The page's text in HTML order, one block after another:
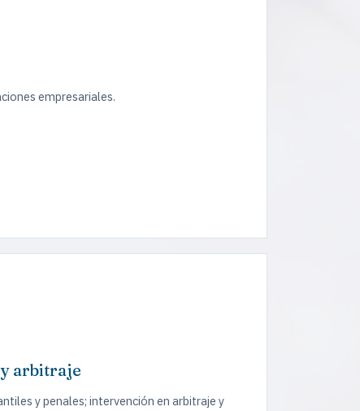
empresariales.
arbitraje
y penales; intervención en arbitraje y